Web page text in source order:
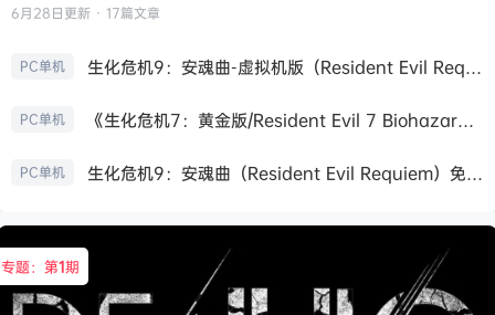
6月28日更新 · 17篇文章
PC单机 生化危机9：安魂曲-虚拟机版（Resident Evil Requiem HYPERVISOR）免安装中文版
PC单机 《生化危机7：黄金版/Resident Evil 7 Biohazard》免安装中文版
PC单机 生化危机9：安魂曲（Resident Evil Requiem）免安装中文版
专题：第1期